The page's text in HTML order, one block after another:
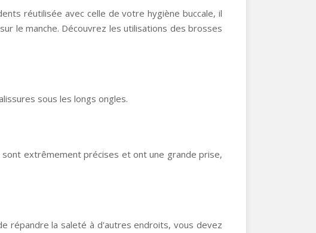
réutilisée avec celle de votre hygiène buccale, il
le manche. Découvrez les utilisations des brosses
sous les longs ongles.
extrêmement précises et ont une grande prise,
répandre la saleté à d'autres endroits, vous devez